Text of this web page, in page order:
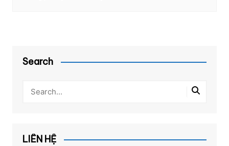
Search
LIÊN HỆ